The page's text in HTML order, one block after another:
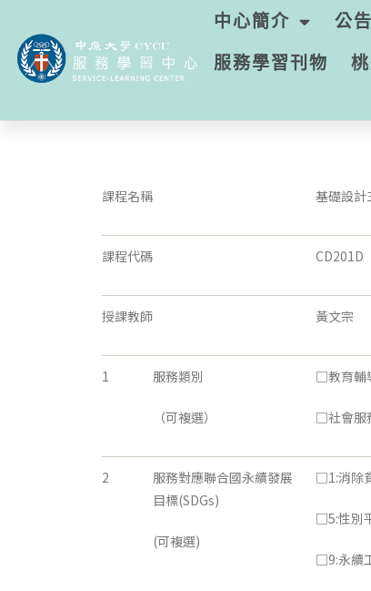
中心簡介 公
服務學習刊物
課程名稱 基礎設計
課程代碼 CD201D
授課教師 黃文宗
1 服務類別
（可複選）
□教育輔
□社會服
2
服務對應聯合國永續發展
目標(SDGs)
(可複選)
□1:消除
□5:性別
□9:永續